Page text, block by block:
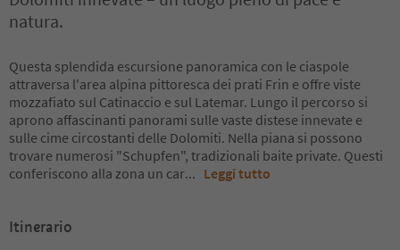
natura.
Questa splendida escursione panoramica con le ciaspole
attraversa l'area alpina pittoresca dei prati Frin e offre viste
mozzafiato sul Catinaccio e sul Latemar. Lungo il percorso si
aprono affascinanti panorami sulle vaste distese innevate e
sulle cime circostanti delle Dolomiti. Nella piana si possono
trovare numerosi "Schupfen", tradizionali baite private. Questi
conferiscono alla zona un car... Leggi tutto
Itinerario